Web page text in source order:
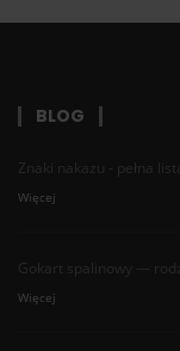
BLOG
Znaki nakazu - pełna
Więcej
Gokart spalinowy —
Więcej